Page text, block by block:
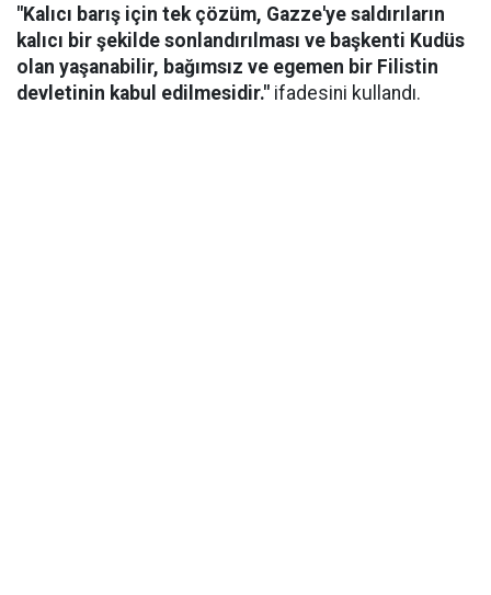
"Kalıcı barış için tek çözüm, Gazze'ye saldırıların
kalıcı bir şekilde sonlandırılması ve başkenti Kudüs
olan yaşanabilir, bağımsız ve egemen bir Filistin
devletinin kabul edilmesidir." ifadesini kullandı.